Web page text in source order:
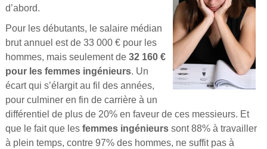
d’abord.
Pour les débutants, le salaire médian
brut annuel est de 33 000 € pour les
hommes, mais seulement de32 160 €
pour les femmes ingénieurs. Un
écart qui s’élargit au fil des années,
pour culminer en fin de carrière à un
différentiel de plus de 20% en faveur de ces messieurs. Et
que le fait que les femmes ingénieurssont 88% à travailler
à plein temps, contre 97% des hommes, ne suffit pas à